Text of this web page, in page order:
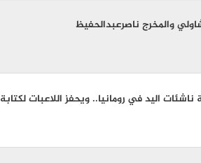
والمخرج ناصرعبدالحفيظ
اليد في رومانيا.. ويحفز اللاعبات لكتابة